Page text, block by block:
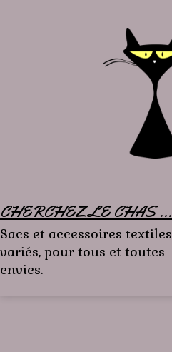
CHERCHEZ LE CHAS ...
Sacs et accessoires textiles
variés, pour tous et toutes
envies.